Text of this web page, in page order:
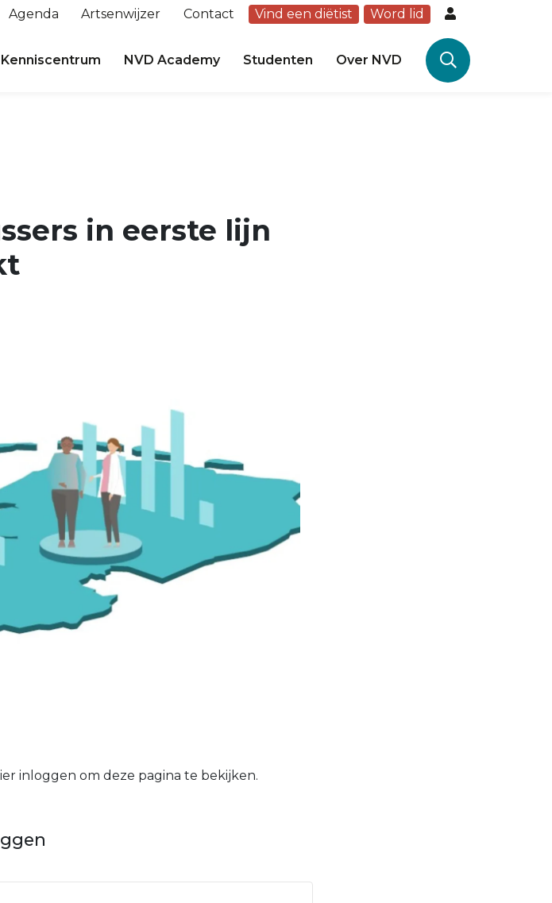
Agenda Artsenwijzer Contact Vind een diëtist Word lid
NVD Academy Studenten Over NVD
in eerste lijn
inloggen om deze pagina te bekijken.